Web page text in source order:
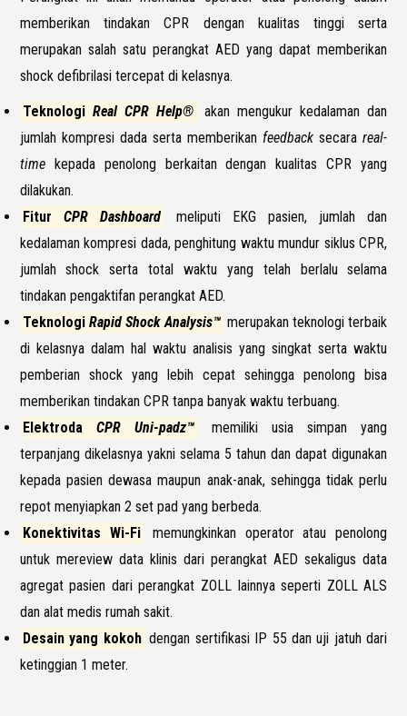
memberikan tindakan CPR dengan kualitas tinggi serta
merupakan salah satu perangkat AED yang dapat memberikan
shock defibrilasi tercepat di kelasnya.
TeknologiReal CPR Help®
akan mengukur kedalaman dan
jumlah kompresi dada serta memberikanfeedback secarareal-
timekepada penolong berkaitan dengan kualitas CPR yang
dilakukan.
FiturCPR Dashboard
meliputi EKG pasien, jumlah dan
kedalaman kompresi dada, penghitung waktu mundur siklus CPR,
jumlah shock serta total waktu yang telah berlalu selama
tindakan pengaktifan perangkat AED.
TeknologiRapid Shock Analysis™ merupakan teknologi terbaik
di kelasnya dalam hal waktu analisis yang singkat serta waktu
pemberian shock yang lebih cepat sehingga penolong bisa
memberikan tindakan CPR tanpa banyak waktu terbuang.
ElektrodaCPR Uni-padz™
memiliki usia simpan yang
terpanjang dikelasnya yakni selama 5 tahun dan dapat digunakan
kepada pasien dewasa maupun anak-anak, sehingga tidak perlu
repot menyiapkan 2 set pad yang berbeda.
Konektivitas Wi-Fi
memungkinkan operator atau penolong
untuk mereview data klinis dari perangkat AED sekaligus data
agregat pasien dari perangkat ZOLL lainnya seperti ZOLL ALS
dan alat medis rumah sakit.
Desain yang kokoh dengan sertifikasi IP 55 dan uji jatuh dari
ketinggian 1 meter.